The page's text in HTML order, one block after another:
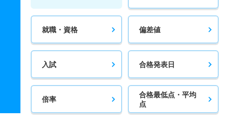
就職・資格 偏差値
入試 合格発表日
倍率
合格最低点・平均
点